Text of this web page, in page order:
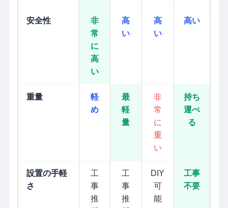
安全性
非
常
に
高
い
高
い
高
い
高い
重量
軽
め
最
軽
量
非
常
に
重
い
持ち
運べ
る
設置の手軽
さ
工
事
推
工
事
推
DIY
可
能
工事
不要